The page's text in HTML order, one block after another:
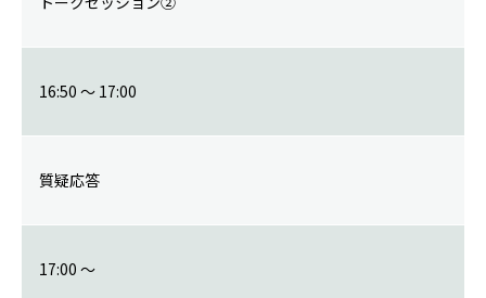
16:50 ～ 17:00
質疑応答
17:00 ～